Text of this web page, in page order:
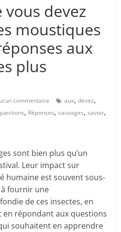
vous devez
moustiques
aux
plus
commentaire aux,devez,
, Réponses,sauvages,savoir,
sont bien plus qu’un
Leur impact sur
humaine est souvent sous-
à fournir une
de ces insectes, en
en répondant aux questions
souhaitent en apprendre